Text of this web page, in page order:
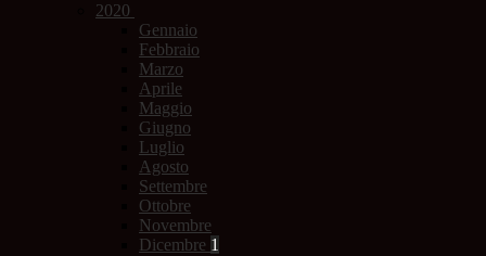
2020
Gennaio
Febbraio
Marzo
Aprile
Maggio
Giugno
Luglio
Agosto
Settembre
Ottobre
Novembre
Dicembre 1